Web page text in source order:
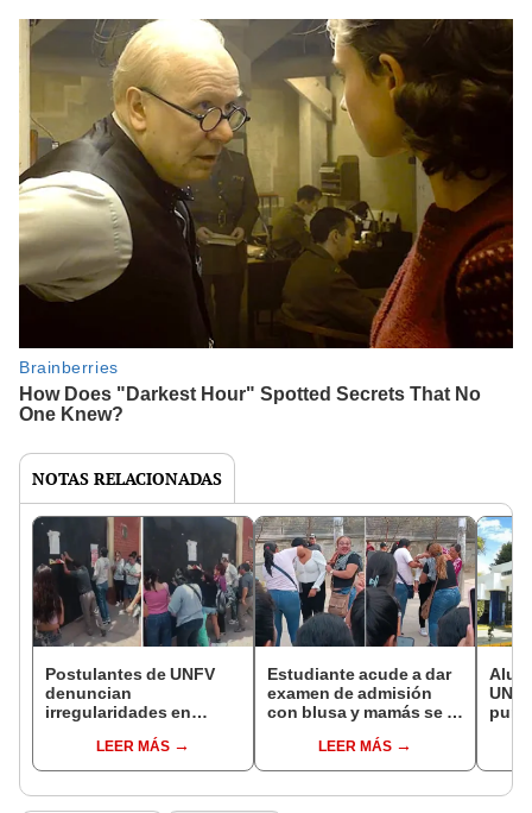
NOTAS RELACIONADAS
Postulantes de UNFV
denuncian
irregularidades en
examen, pero no fueron
inscritos
LEER MÁS
Estudiante acude a dar
examen de admisión
con blusa y mamás se la
LEER MÁS
UNP